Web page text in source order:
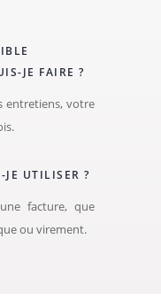
JE FAIRE ?
entretiens, votre
UTILISER ?
facture, que
ou virement.